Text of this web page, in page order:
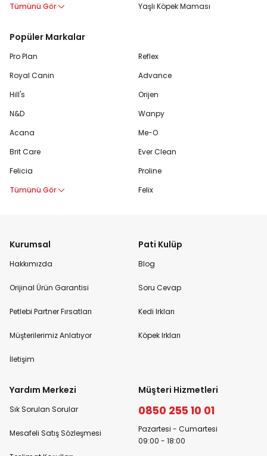
Tümünü Gör
Yaşlı Köpek Maması
Popüler Markalar
Pro Plan
Royal Canin
Hill's
N&D
Acana
Brit Care
Felicia
Tümünü Gör
Reflex
Advance
Orijen
Wanpy
Me-O
Ever Clean
Proline
Felix
Kurumsal
Hakkımızda
Orijinal Ürün Garantisi
Petlebi Partner Fırsatları
Müşterilerimiz Anlatıyor
İletişim
Pati Kulüp
Blog
Soru Cevap
Kedi Irkları
Köpek Irkları
Yardım Merkezi
Sık Sorulan Sorular
Mesafeli Satış Sözleşmesi
Müşteri Hizmetleri
0850 255 10 01
Pazartesi - Cumartesi
09:00 - 18:00